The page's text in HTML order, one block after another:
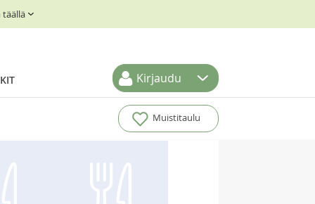
Kirjaudu
Muistitaulu